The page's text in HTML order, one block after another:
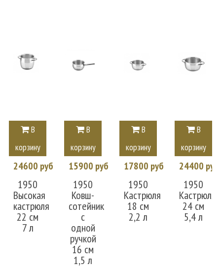
В
корзину
24600 руб
1950
Высокая
кастрюля
22 см
7 л
В
корзину
15900 руб
1950
Ковш-
сотейник
с
одной
ручкой
16 см
1,5 л
В
корзину
17800 руб
1950
Кастрюля
18 см
2,2 л
В
корзину
24400 руб
1950
Кастрюля
24 см
5,4 л